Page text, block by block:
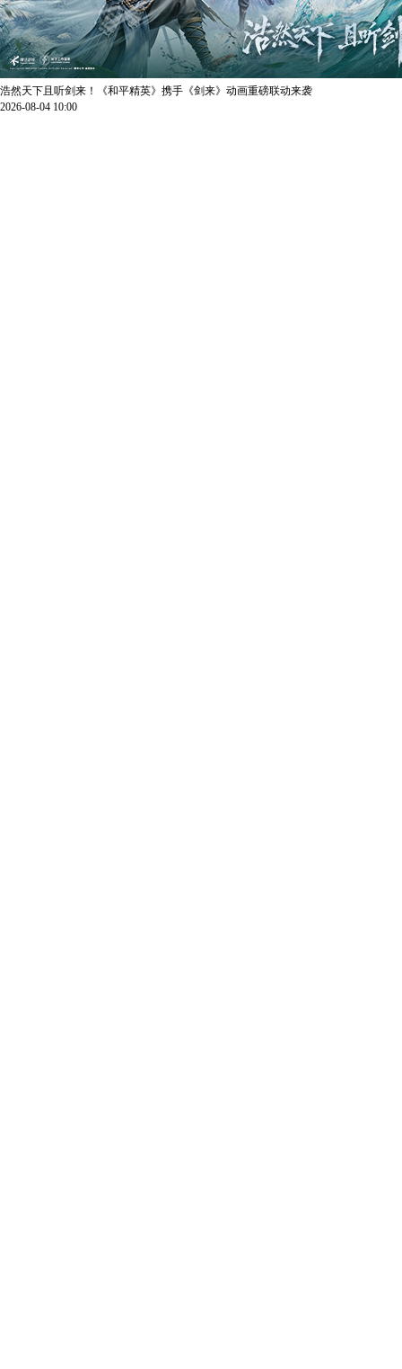
浩然天下且听剑来！《和平精英》携手《剑来》动画重磅联动来袭
2026-08-04 10:00